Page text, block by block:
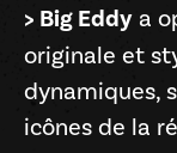
> Big Eddy a
originale et
dynamiques,
icônes de la